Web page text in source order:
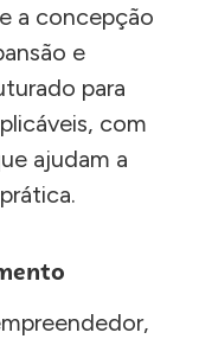
a concepção
e
para
com
ajudam a